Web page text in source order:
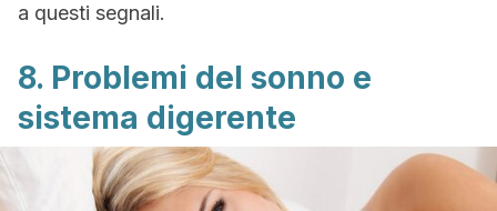
a questi segnali.
8. Problemi del sonno e
sistema digerente